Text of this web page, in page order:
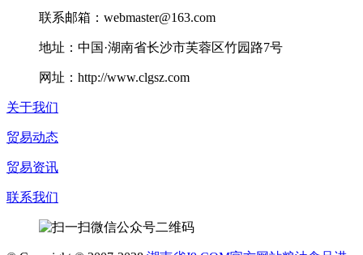
联系邮箱：webmaster@163.com
地址：中国·湖南省长沙市芙蓉区竹园路7号
网址：http://www.clgsz.com
关于我们
贸易动态
贸易资讯
联系我们